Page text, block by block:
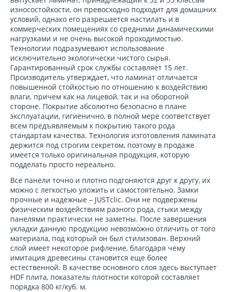
износостойкости, он превосходно подходит для домашних
условий, однако его разрешается настилать и в
коммерческих помещениях со средними динамическими
нагрузками и не очень высокой проходимостью.
Технологии подразумевают использование
исключительно экологически чистого сырья.
Гарантированный срок службы составляет 15 лет.
Производитель утверждает, что ламинат отличается
повышенной стойкостью по отношению к воздействию
влаги, причем как на лицевой, так и на оборотной
стороне. Покрытие абсолютно безопасно в плане
эксплуатации, гигиенично, в полной мере соответствует
всем предъявляемым к покрытию такого рода
стандартам качества. Технология изготовления ламината
держится под строгим секретом, поэтому в продаже
имеется только оригинальная продукция, которую
подделать просто нереально.
Все панели точно и плотно подгоняются друг к другу, их
можно с легкостью уложить и самостоятельно. Замки
прочные и надежные – JUSTclic. Они не подвержены
физическим воздействиям разного рода, стыки между
панелями практически не заметны. После завершения
укладки данную продукцию невозможно отличить от того
материала, под который он был стилизован. Верхний
слой имеет некоторое рифление, благодаря чему
имитация древесины становится еще более
естественной. В качестве основного слоя здесь выступает
HDF плита, показатель плотности которой составляет
порядка 800 кг/куб. м.